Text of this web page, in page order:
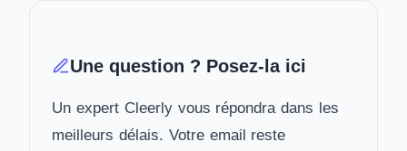
Une question ? Posez-la ici
Un expert Cleerly vous répondra dans les
meilleurs délais. Votre email reste